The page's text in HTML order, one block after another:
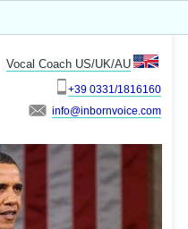
Vocal Coach US/UK/AU
+39 0331/1816160
info